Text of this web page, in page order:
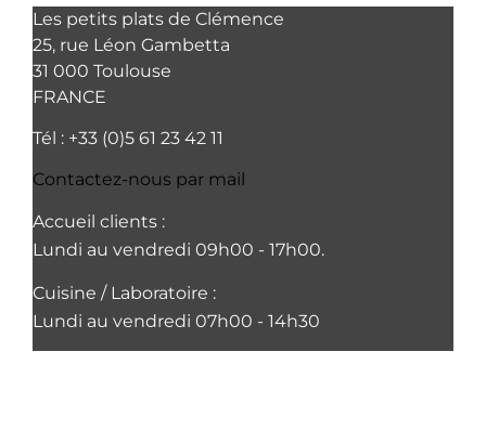
Les petits plats de Clémence
25, rue Léon Gambetta
31 000 Toulouse
FRANCE
Tél : +33 (0)5 61 23 42 11
Contactez-nous par mail
Accueil clients :
Lundi au vendredi 09h00 - 17h00.
Cuisine / Laboratoire :
Lundi au vendredi 07h00 - 14h30